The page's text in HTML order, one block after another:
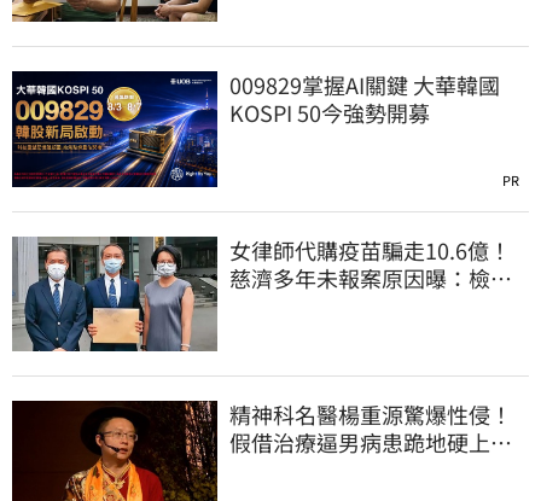
009829掌握AI關鍵 大華韓國
KOSPI 50今強勢開募
PR
女律師代購疫苗騙走10.6億！
慈濟多年未報案原因曝：檢警
精神科名醫楊重源驚爆性侵！
假借治療逼男病患跪地硬上…